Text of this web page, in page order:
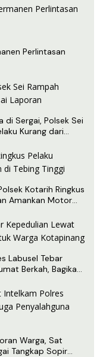
Perlintasan
di Sergai, Polsek Sei
Kurang dari
Kotarih Ringkus
Amankan Motor
Labusel Tebar
Berkah, Bagikan
Warga, Sat
Tangkap Sopir